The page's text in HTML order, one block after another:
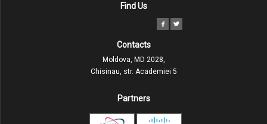
Find Us
Contacts
Moldova, MD 2028,
Chisinau, str. Academiei 5
Partners